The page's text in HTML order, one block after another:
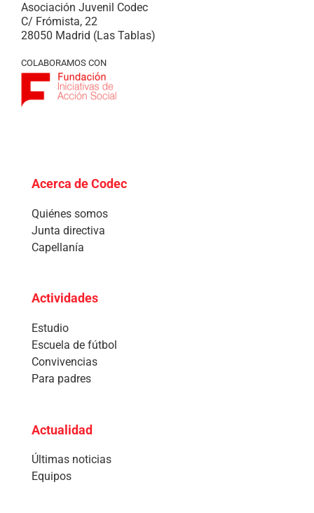
Asociación Juvenil Codec
C/ Frómista, 22
28050 Madrid (Las Tablas)
COLABORAMOS CON
Acerca de Codec
Quiénes somos
Junta directiva
Capellanía
Actividades
Estudio
Escuela de fútbol
Convivencias
Para padres
Actualidad
Últimas noticias
Equipos